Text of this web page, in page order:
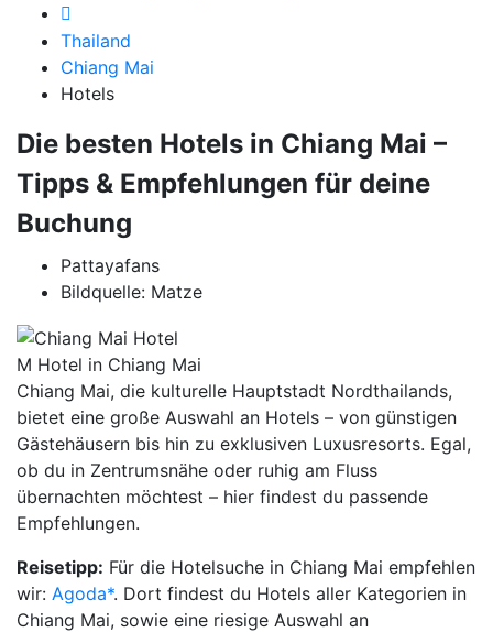
Thailand
Chiang Mai
Hotels
Die besten Hotels in Chiang Mai –
Tipps & Empfehlungen für deine
Buchung
Pattayafans
Bildquelle: Matze
M Hotel in Chiang Mai
Chiang Mai, die kulturelle Hauptstadt Nordthailands,
bietet eine große Auswahl an Hotels – von günstigen
Gästehäusern bis hin zu exklusiven Luxusresorts. Egal,
ob du in Zentrumsnähe oder ruhig am Fluss
übernachten möchtest – hier findest du passende
Empfehlungen.
Reisetipp: Für die Hotelsuche in Chiang Mai empfehlen
wir: Agoda*. Dort findest du Hotels aller Kategorien in
Chiang Mai, sowie eine riesige Auswahl an